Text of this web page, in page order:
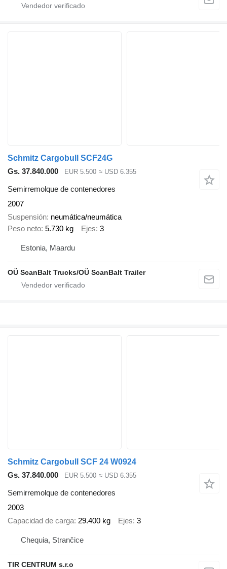
Schmitz Cargobull SCF24G
Gs. 37.840.000
EUR 5.500 ≈ USD 6.355
Semirremolque de contenedores
2007
Suspensión neumática/neumática
Peso neto 5.730 kg Ejes 3
Estonia, Maardu
OÜ ScanBalt Trucks/OÜ ScanBalt Trailer
Schmitz Cargobull SCF 24 W0924
Gs. 37.840.000
EUR 5.500 ≈ USD 6.355
Semirremolque de contenedores
2003
Capacidad de carga 29.400 kg Ejes 3
Chequia, Strančice
TIR CENTRUM s.r.o